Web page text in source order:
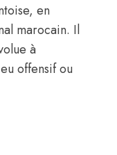
en
marocain. Il
à
offensif ou